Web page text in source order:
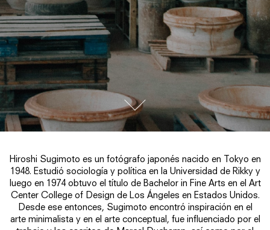
go to next section
Hiroshi Sugimoto es un fotógrafo japonés nacido en Tokyo en
1948. Estudió sociología y política en la Universidad de Rikky y
luego en 1974 obtuvo el título de Bachelor in Fine Arts en el Art
Center College of Design de Los Ángeles en Estados Unidos.
Desde ese entonces, Sugimoto encontró inspiración en el
arte minimalista y en el arte conceptual, fue influenciado por el